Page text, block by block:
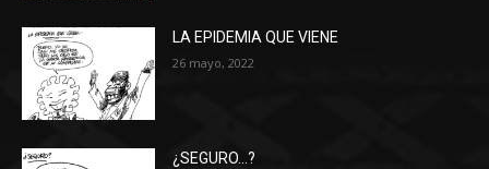
LA EPIDEMIA QUE VIENE
26 mayo, 2022
¿SEGURO…?